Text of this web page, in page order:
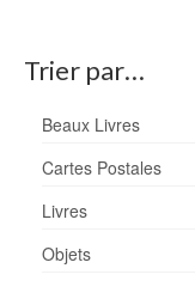
Trier par…
Beaux Livres
Cartes Postales
Livres
Objets